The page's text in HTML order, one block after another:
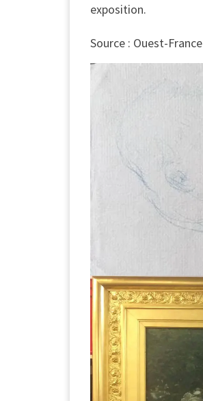
exposition.
Source : Ouest-France